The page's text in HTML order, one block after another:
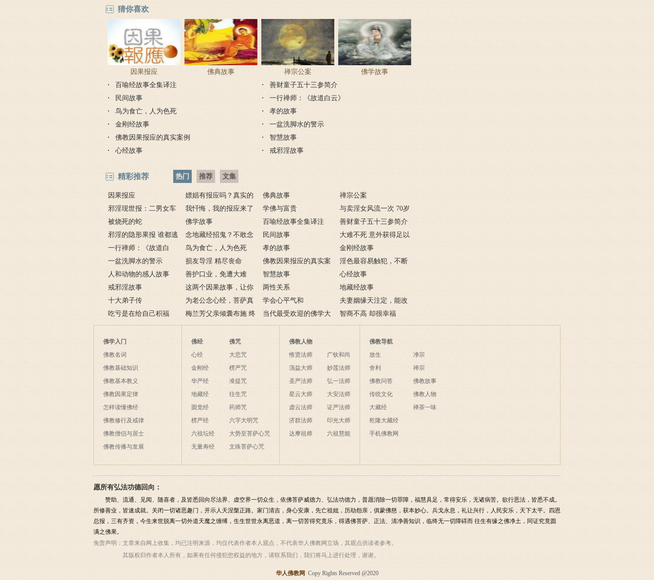
猜你喜欢
因果报应 佛典故事 禅宗公案
佛学故事
百喻经故事全集译注
善财童子五十三参简介
民间故事
一行禅师：《故道白云》
鸟为食亡，人为色死
孝的故事
金刚经故事
一盆洗脚水的警示
佛教因果报应的真实案例
智慧故事
心经故事
戒邪淫故事
精彩推荐 热门 推荐 文集
因果报应
嫖娼有报应吗？真实的
嫖娼报应
佛典故事
禅宗公案
邪淫现世报：二男女车
上纵欲酿车祸被烧死
我忏悔，我的报应来了
－淫人妻者，妻淫人
学佛与富贵
与卖淫女风流一次 70岁
花心老汉染恶疾
被烧死的蛇 佛学故事 百喻经故事全集译注
善财童子五十三参简介
邪淫的隐形果报 谁都逃
不掉
念地藏经招鬼？不敢念
地藏经的请进来
民间故事
大难不死 意外获得足以
致富的特异功能
一行禅师：《故道白
云》
鸟为食亡，人为色死 孝的故事
金刚经故事
一盆洗脚水的警示
损友导淫 精尽丧命
佛教因果报应的真实案
例
淫色最容易触犯，不断
淫欲心难清静
人和动物的感人故事 善护口业，免遭大难 智慧故事
心经故事
戒邪淫故事
这两个因果故事，让你
了解什么是业障
两性关系
地藏经故事
十大弟子传
为老公念心经，菩萨真
的加持为其开智慧了
学会心平气和
夫妻姻缘天注定，能改
变吗？
吃亏是在给自己积福
梅兰芳父亲倾囊布施 终
获善报
当代最受欢迎的佛学大
师及其代表作
智商不高 却很幸福
佛学入门
佛教名词
佛教基础知识
佛教基本教义
佛教因果定律
怎样读懂佛经
佛教修行及戒律
佛教僧侣与居士
佛教传播与发展
佛经
心经
金刚经
华严经
地藏经
圆觉经
楞严经
六祖坛经
无量寿经
佛咒
大悲咒
楞严咒
准提咒
往生咒
药师咒
六字大明咒
大势至菩萨心咒
文殊菩萨心咒
佛教人物
惟贤法师
蕅益大师
圣严法师
星云大师
虚云法师
济群法师
达摩祖师
广钦和尚
妙莲法师
弘一法师
大安法师
证严法师
印光大师
六祖慧能
佛教导航
放生
舍利
佛教问答
传统文化
大藏经
乾隆大藏经
手机佛教网
净宗
禅宗
佛教故事
佛教人物
禅茶一味
愿所有弘法功德回向：
赞助、流通、见闻、随喜者，及皆悉回向尽法界、虚空界一切众生，依佛菩萨威德力、弘法功德力，普愿消除一切罪障，福慧具足，常得安乐，无诸病苦。欲行恶法，皆悉不成。
所修善业，皆速成就。关闭一切诸恶趣门，开示人天涅槃正路。家门清吉，身心安康，先亡祖妣，历劫怨亲，俱蒙佛慈，获本妙心。兵戈永息，礼让兴行，人民安乐，天下太平。四恩
总报，三有齐资，今生来世脱离一切外道天魔之缠缚，生生世世永离恶道，离一切苦得究竟乐，得遇佛菩萨、正法、清净善知识，临终无一切障碍而 往生有缘之佛净土，同证究竟圆
满之佛果。
免责声明： 文章来自网上收集，均已注明来源，均仅代表作者本人观点，不代表华人佛教网立场，其观点供读者参考。
其版权归作者本人所有，如果有任何侵犯您权益的地方，请联系我们，我们将马上进行处理，谢谢。
华人佛教网 Copy Rights Reserved @2020